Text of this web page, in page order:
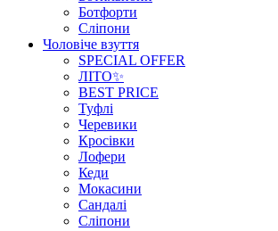
Ботфорти
Сліпони
Чоловіче взуття
SPECIAL OFFER
ЛІТО✨
BEST PRICE
Туфлі
Черевики
Кросівки
Лофери
Кеди
Мокасини
Сандалі
Сліпони